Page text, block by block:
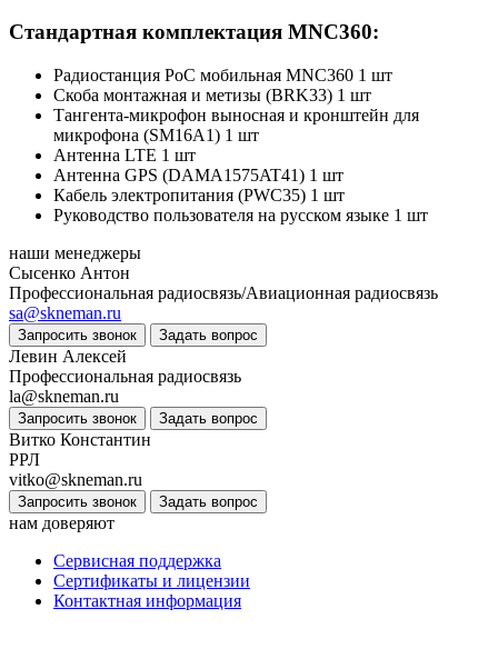
Стандартная комплектация MNC360:
Радиостанция PoC мобильная MNC360 1 шт
Скоба монтажная и метизы (BRK33) 1 шт
Тангента-микрофон выносная и кронштейн для
микрофона (SM16A1) 1 шт
Антенна LTE 1 шт
Антенна GPS (DAMA1575AT41) 1 шт
Кабель электропитания (PWC35) 1 шт
Руководство пользователя на русском языке 1 шт
наши менеджеры
Сысенко Антон
Профессиональная радиосвязь/Авиационная радиосвязь
sa@skneman.ru
Запросить звонок Задать вопрос
Левин Алексей
Профессиональная радиосвязь
la@skneman.ru
Запросить звонок Задать вопрос
Витко Константин
РРЛ
vitko@skneman.ru
Запросить звонок Задать вопрос
нам доверяют
Сервисная поддержка
Сертификаты и лицензии
Контактная информация